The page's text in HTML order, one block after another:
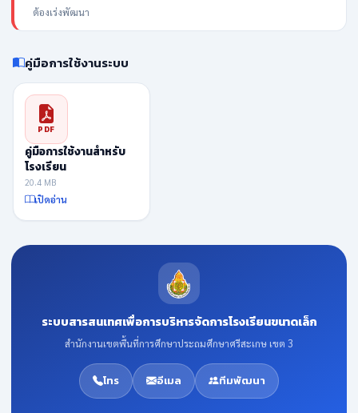
ต้องเร่งพัฒนา
คู่มือการใช้งานระบบ
PDF
คู่มือการใช้งานสำหรับ
โรงเรียน
20.4 MB
เปิดอ่าน
ระบบสารสนเทศเพื่อการบริหารจัดการโรงเรียนขนาดเล็ก
สำนักงานเขตพื้นที่การศึกษาประถมศึกษาศรีสะเกษ เขต 3
โทร อีเมล ทีมพัฒนา